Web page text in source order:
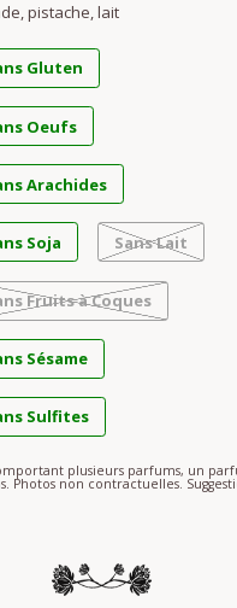
pistache, lait
Gluten
Oeufs
Arachides
Soja Sans Lait
Fruits à Coques
Sésame
Sulfites
comportant plusieurs parfums, un
non contractuelles.